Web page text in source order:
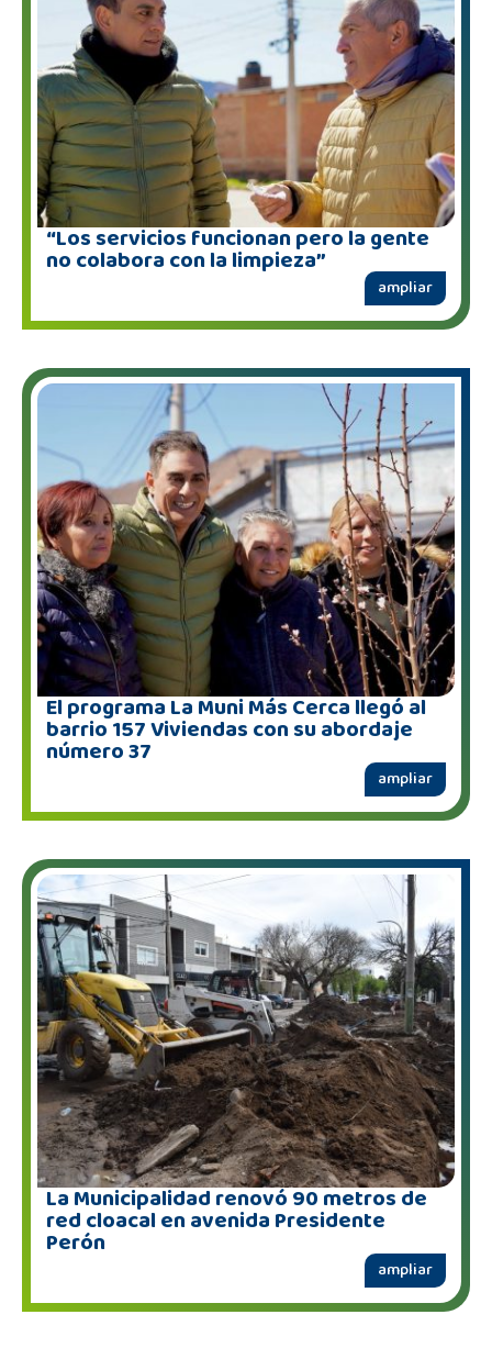
“Los servicios funcionan pero la gente
no colabora con la limpieza”
ampliar
El programa La Muni Más Cerca llegó al
barrio 157 Viviendas con su abordaje
número 37
ampliar
La Municipalidad renovó 90 metros de
red cloacal en avenida Presidente
Perón
ampliar